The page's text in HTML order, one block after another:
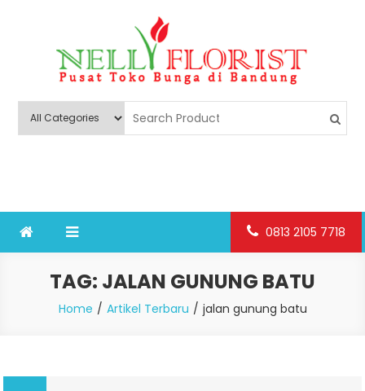
Nelly Florist Bandung
0813 2105 7718
TAG: JALAN GUNUNG BATU
Home Artikel Terbaru jalan gunung batu